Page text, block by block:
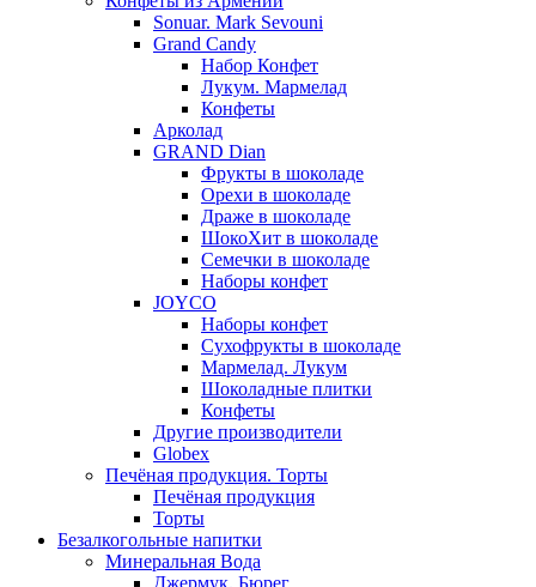
Sonuar. Mark Sevouni
Grand Candy
Набор Конфет
Лукум. Мармелад
Конфеты
Арколад
GRAND Dian
Фрукты в шоколаде
Орехи в шоколаде
Драже в шоколаде
ШокоХит в шоколаде
Семечки в шоколаде
Наборы конфет
JOYCO
Наборы конфет
Сухофрукты в шоколаде
Мармелад. Лукум
Шоколадные плитки
Конфеты
Другие производители
Globex
Печёная продукция. Торты
Печёная продукция
Торты
Безалкогольные напитки
Минеральная Вода
Джермук. Бюрег